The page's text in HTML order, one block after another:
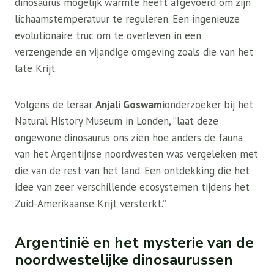
lichaamstemperatuur te reguleren. Een ingenieuze
evolutionaire truc om te overleven in een
verzengende en vijandige omgeving zoals die van het
late Krijt.
Volgens de leraar Anjali Goswamionderzoeker bij het
Natural History Museum in Londen, “laat deze
ongewone dinosaurus ons zien hoe anders de fauna
van het Argentijnse noordwesten was vergeleken met
die van de rest van het land. Een ontdekking die het
idee van zeer verschillende ecosystemen tijdens het
Zuid-Amerikaanse Krijt versterkt.”
Argentinië en het mysterie van de
noordwestelijke dinosaurussen